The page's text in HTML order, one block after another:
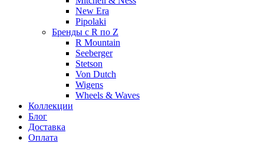
New Era
Pipolaki
Бренды с R по Z
R Mountain
Seeberger
Stetson
Von Dutch
Wigens
Wheels & Waves
Коллекции
Блог
Доставка
Оплата